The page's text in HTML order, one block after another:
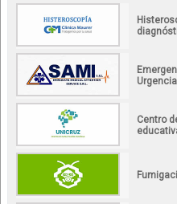
Centro